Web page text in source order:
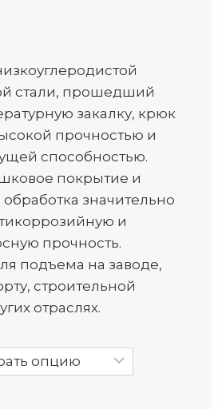
стали, прошедший
закалку, крюк
прочностью и
способностью.
покрытие и
значительно
и
прочность.
подъема на заводе,
строительной
отраслях.